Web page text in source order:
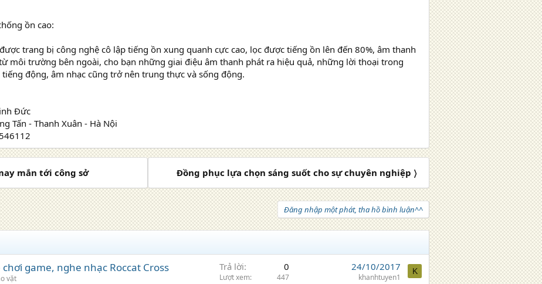
ồn cao:
trang bị công nghệ cô lập tiếng ồn xung quanh cực cao, lọc được tiếng ồn lên đến 80%, âm thanh
môi trường bên ngoài, cho bạn những giai điệu âm thanh phát ra hiệu quả, những lời thoại trong
tiếng động, âm nhạc cũng trở nên trung thực và sống động.
Đức
Tấn - Thanh Xuân - Hà Nội
mắn tới công sở Đồng phục lựa chọn sáng suốt cho sự chuyên nghiệp 〉
Đăng nhập một phát, tha hồ bình luận^^
game, nghe nhạc Roccat Cross
vặt
Trả lời 0
Lượt xem 447
24/10/2017
khanhtuyen1
K